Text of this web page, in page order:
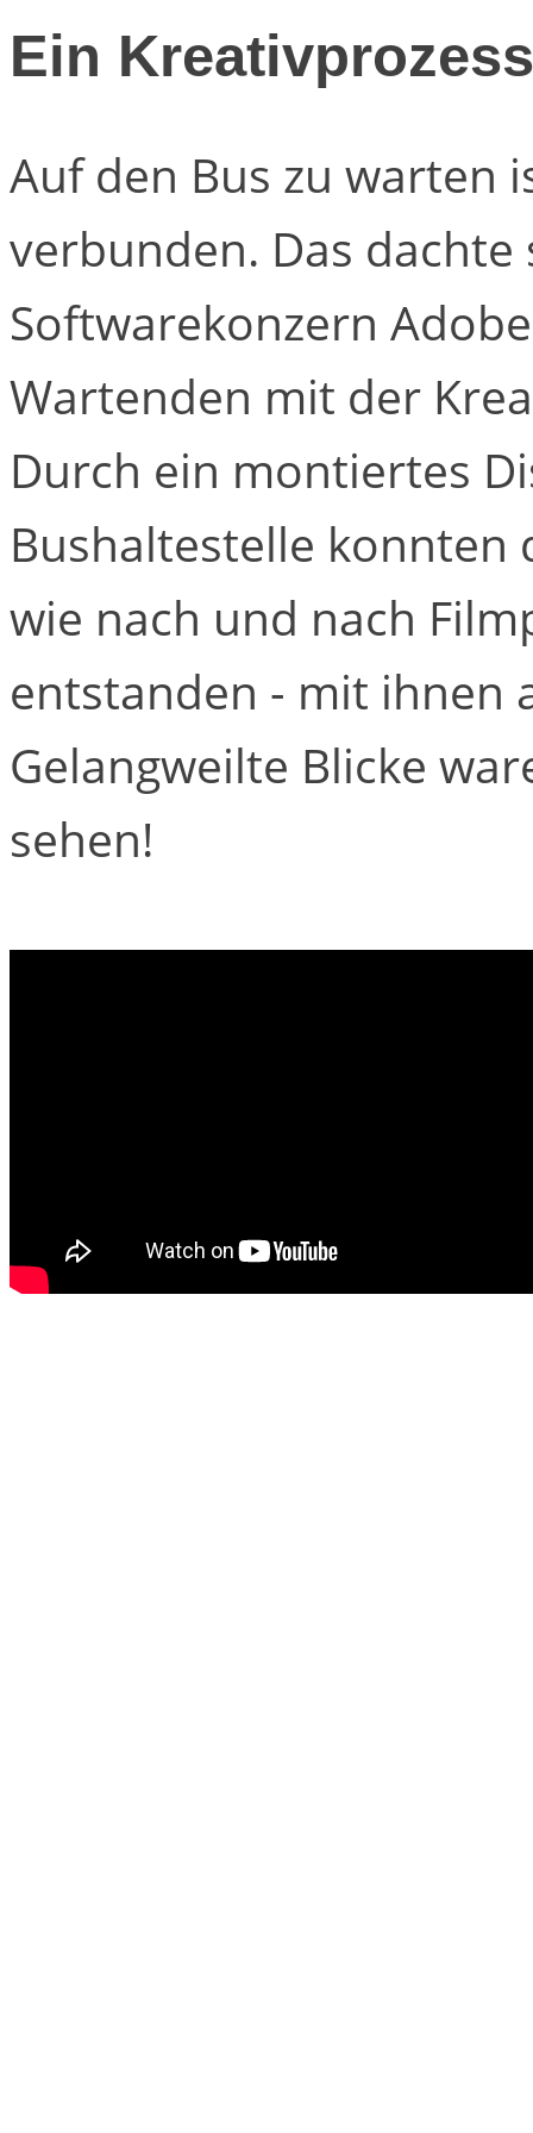
Ein
Auf den Bus zu warten
verbunden. Das
Softwarekonzern
Wartenden mit der
Durch ein montiertes
Bushaltestelle konnten
wie nach und nach
entstanden - mit ihnen
Gelangweilte Blicke
sehen!